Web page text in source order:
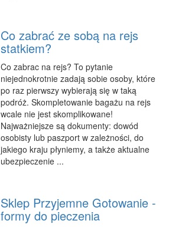
Co zabrać ze sobą na rejs
statkiem?
Co zabrac na rejs? To pytanie
niejednokrotnie zadają sobie osoby, które
po raz pierwszy wybierają się w taką
podróż. Skompletowanie bagażu na rejs
wcale nie jest skomplikowane!
Najważniejsze są dokumenty: dowód
osobisty lub paszport w zależności, do
jakiego kraju płyniemy, a także aktualne
ubezpieczenie ...
Sklep Przyjemne Gotowanie -
formy do pieczenia